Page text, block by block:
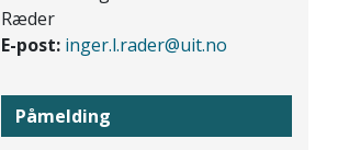
Ræder
E-post: inger.l.rader@uit.no
Påmelding